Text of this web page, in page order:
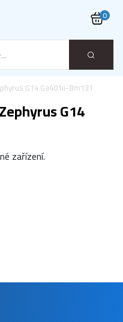
0
G14 Ga401ii-Bm131
G14
zařízení.